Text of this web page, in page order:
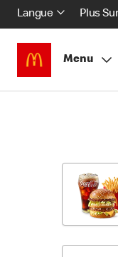
Langue Plus
Menu